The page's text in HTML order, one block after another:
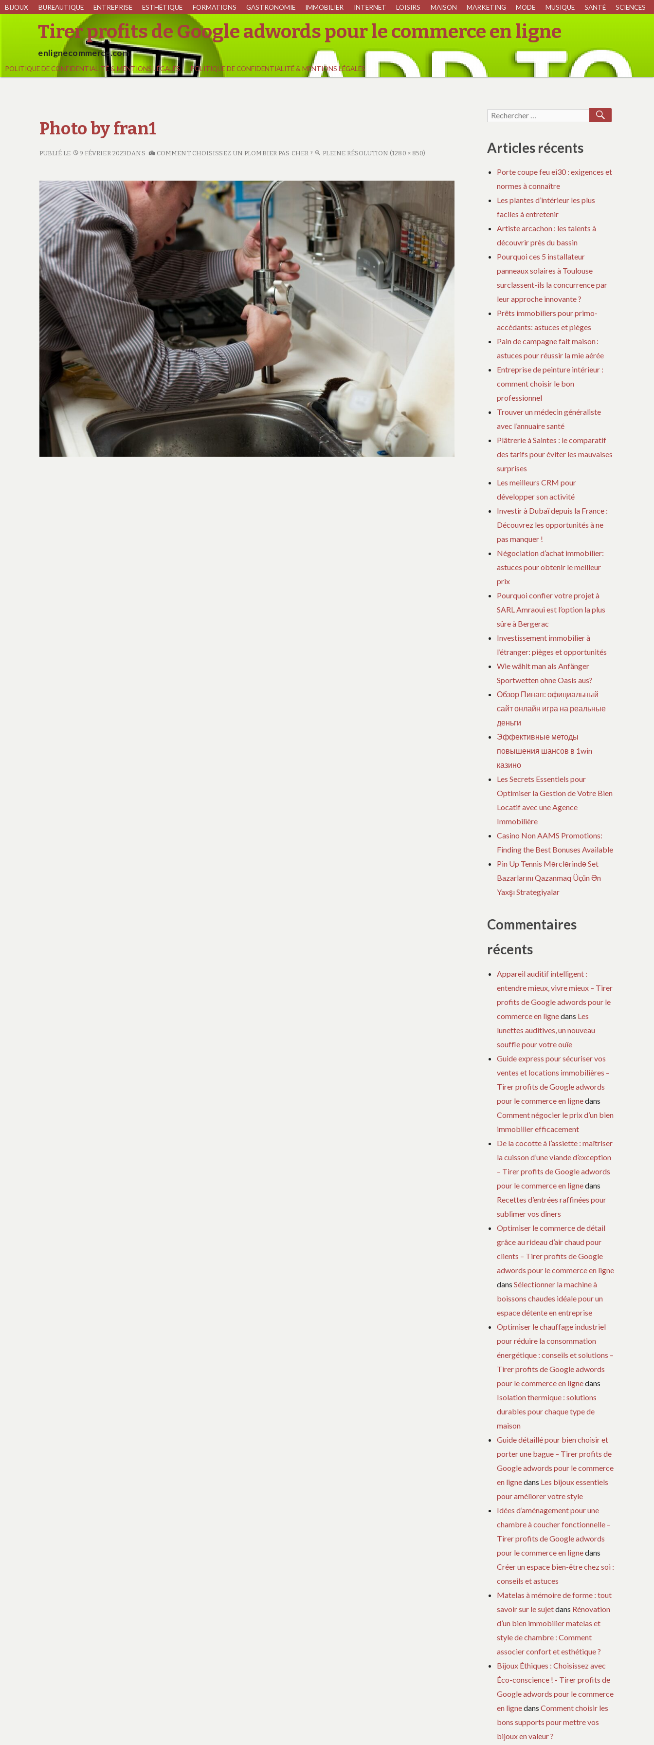
BIJOUX BUREAUTIQUE ENTREPRISE ESTHÉTIQUE FORMATIONS GASTRONOMIE IMMOBILIER INTERNET LOISIRS MAISON MARKETING MODE MUSIQUE SANTÉ SCIENCES
Tirer profits de Google adwords pour le commerce en ligne
enlignecommerce.com
POLITIQUE DE CONFIDENTIALITÉ & MENTIONS LÉGALES POLITIQUE DE CONFIDENTIALITÉ & MENTIONS LÉGALES
Photo by fran1
PUBLIÉ LE 9 FÉVRIER 2023DANS COMMENT CHOISISSEZ UN PLOMBIER PAS CHER ? PLEINE RÉSOLUTION (1280 × 850)
Recherche
Articles récents
Porte coupe feu ei30 : exigences et
normes à connaître
Les plantes d’intérieur les plus
faciles à entretenir
Artiste arcachon : les talents à
découvrir près du bassin
Pourquoi ces 5 installateur
panneaux solaires à Toulouse
surclassent-ils la concurrence par
leur approche innovante ?
Prêts immobiliers pour primo-
accédants: astuces et pièges
Pain de campagne fait maison :
astuces pour réussir la mie aérée
Entreprise de peinture intérieur :
comment choisir le bon
professionnel
Trouver un médecin généraliste
avec l’annuaire santé
Plâtrerie à Saintes : le comparatif
des tarifs pour éviter les mauvaises
surprises
Les meilleurs CRM pour
développer son activité
Investir à Dubaï depuis la France :
Découvrez les opportunités à ne
pas manquer !
Négociation d’achat immobilier:
astuces pour obtenir le meilleur
prix
Pourquoi confier votre projet à
SARL Amraoui est l’option la plus
sûre à Bergerac
Investissement immobilier à
l’étranger: pièges et opportunités
Wie wählt man als Anfänger
Sportwetten ohne Oasis aus?
Обзор Пинап: официальный
сайт онлайн игра на реальные
деньги
Эффективные методы
повышения шансов в 1win
казино
Les Secrets Essentiels pour
Optimiser la Gestion de Votre Bien
Locatif avec une Agence
Immobilière
Casino Non AAMS Promotions:
Finding the Best Bonuses Available
Pin Up Tennis Mərclərində Set
Bazarlarını Qazanmaq Üçün Ən
Yaxşı Strategiyalar
Commentaires
récents
Appareil auditif intelligent :
entendre mieux, vivre mieux – Tirer
profits de Google adwords pour le
commerce en lignedans Les
lunettes auditives, un nouveau
souffle pour votre ouïe
Guide express pour sécuriser vos
ventes et locations immobilières –
Tirer profits de Google adwords
pour le commerce en lignedans
Comment négocier le prix d’un bien
immobilier efficacement
De la cocotte à l’assiette : maîtriser
la cuisson d’une viande d’exception
– Tirer profits de Google adwords
pour le commerce en lignedans
Recettes d’entrées raffinées pour
sublimer vos dîners
Optimiser le commerce de détail
grâce au rideau d’air chaud pour
clients – Tirer profits de Google
adwords pour le commerce en ligne
dansSélectionner la machine à
boissons chaudes idéale pour un
espace détente en entreprise
Optimiser le chauffage industriel
pour réduire la consommation
énergétique : conseils et solutions –
Tirer profits de Google adwords
pour le commerce en lignedans
Isolation thermique : solutions
durables pour chaque type de
maison
Guide détaillé pour bien choisir et
porter une bague – Tirer profits de
Google adwords pour le commerce
en lignedans Les bijoux essentiels
pour améliorer votre style
Idées d’aménagement pour une
chambre à coucher fonctionnelle –
Tirer profits de Google adwords
pour le commerce en lignedans
Créer un espace bien-être chez soi :
conseils et astuces
Matelas à mémoire de forme : tout
savoir sur le sujetdans Rénovation
d’un bien immobilier matelas et
style de chambre : Comment
associer confort et esthétique ?
Bijoux Éthiques : Choisissez avec
Éco-conscience ! - Tirer profits de
Google adwords pour le commerce
en lignedansComment choisir les
bons supports pour mettre vos
bijoux en valeur ?